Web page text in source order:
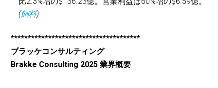
(飼料)
**************************************
ブラッケコンサルティング
Brakke Consulting 2025 業界概要